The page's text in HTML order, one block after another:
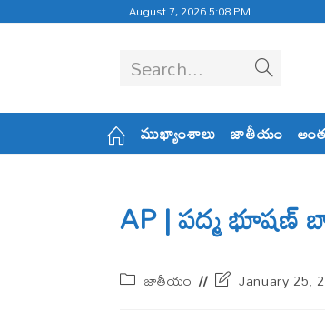
August 7, 2026 5:08 PM
Search...
ముఖ్యాంశాలు జాతీయం
AP | పద్మ భూషణ్
జాతీయం January 25,